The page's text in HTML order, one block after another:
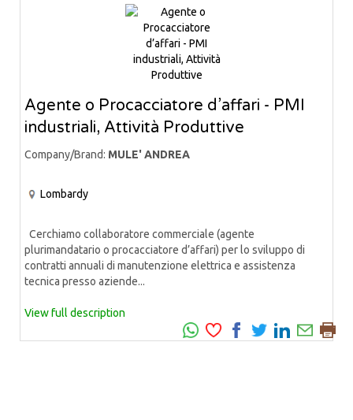
Agente o Procacciatore d’affari - PMI
industriali, Attività Produttive
Company/Brand: MULE' ANDREA
Lombardy
Cerchiamo collaboratore commerciale (agente
plurimandatario o procacciatore d’affari) per lo sviluppo di
contratti annuali di manutenzione elettrica e assistenza
tecnica presso aziende...
View full description